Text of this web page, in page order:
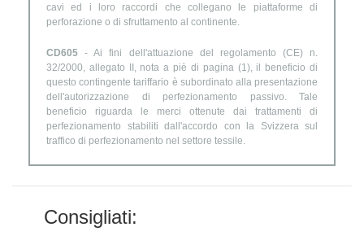
cavi ed i loro raccordi che collegano le piattaforme di
perforazione o di sfruttamento al continente.
CD605 - Ai fini dell'attuazione del regolamento (CE) n.
32/2000, allegato II, nota a piè di pagina (1), il beneficio di
questo contingente tariffario è subordinato alla presentazione
dell'autorizzazione di perfezionamento passivo. Tale
beneficio riguarda le merci ottenute dai trattamenti di
perfezionamento stabiliti dall'accordo con la Svizzera sul
traffico di perfezionamento nel settore tessile.
Consigliati: